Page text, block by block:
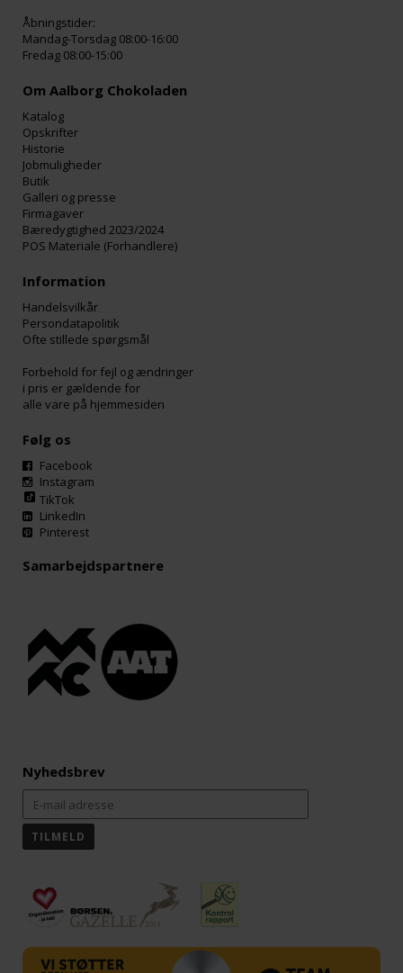
Åbningstider:
Mandag-Torsdag 08:00-16:00
Fredag 08:00-15:00
Om Aalborg Chokoladen
Katalog
Opskrifter
Historie
Jobmuligheder
Butik
Galleri og presse
Firmagaver
Bæredygtighed 2023/2024
POS Materiale (Forhandlere)
Information
Handelsvilkår
Persondatapolitik
Ofte stillede spørgsmål
Forbehold for fejl og ændringer
i pris er gældende for
alle vare på hjemmesiden
Følg os
Facebook
Instagram
TikTok
LinkedIn
Pinterest
Samarbejdspartnere
Nyhedsbrev